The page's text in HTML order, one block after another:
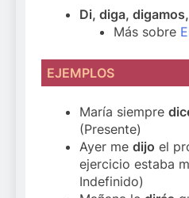
Di, diga,
Más sobre
EJEMPLOS
María siempre
(Presente)
Ayer me dijo el
ejercicio estaba
Indefinido)